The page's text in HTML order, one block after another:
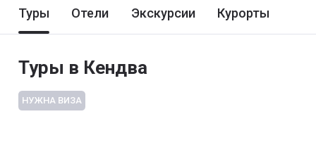
Туры Отели Экскурсии Курорты
Туры в Кендва
НУЖНА ВИЗА